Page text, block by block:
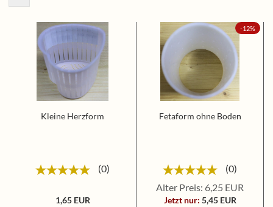
Kleine Herzform
0
1,65 EUR
-12%
Fetaform ohne Boden
0
Alter Preis: 6,25 EUR
Jetzt nur: 5,45 EUR